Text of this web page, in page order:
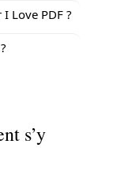
Love PDF ?
s’y